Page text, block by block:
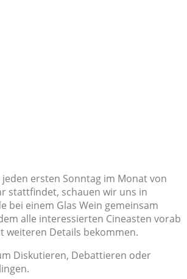
jeden ersten Sonntag im Monat von
stattfindet, schauen wir uns in
bei einem Glas Wein gemeinsam
alle interessierten Cineasten vorab
weiteren Details bekommen.
Diskutieren, Debattieren oder